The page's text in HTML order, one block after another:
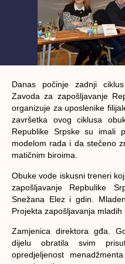
Danas počinje zadnji
Zavoda za zapošljavanje
organizuje za uposlenike
završetka ovog ciklusa
Republike Srpske su imali
modelom rada i da stečeno
matičnim biroima.
Obuke vode iskusni treneri
zapošljavanje Repbulike
Snežana Elez i gdin.
Projekta zapošljavanja mladih
Zamjenica direktora gđa.
dijelu obratila svim
opredjeljenost